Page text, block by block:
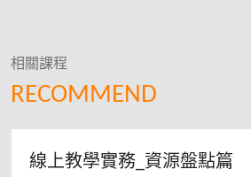
RECOMMEND
相關課程
線上教學實務_資源盤點篇